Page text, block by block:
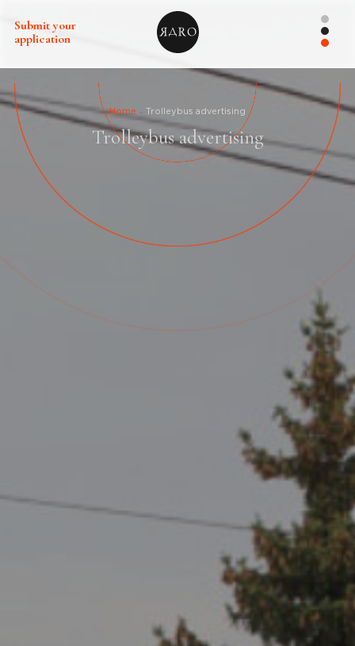
Submit your
application
Home Trolleybus advertising
Trolleybus advertising